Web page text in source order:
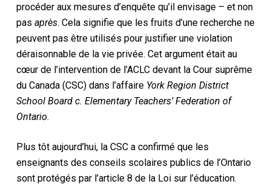
procéder aux mesures d’enquête qu’il envisage – et non
pas après. Cela signifie que les fruits d’une recherche ne
peuvent pas être utilisés pour justifier une violation
déraisonnable de la vie privée. Cet argument était au
cœur de l’intervention de l’ACLC devant la Cour suprême
du Canada (CSC) dans l’affaire York Region District
School Board c. Elementary Teachers’ Federation of
Ontario.
Plus tôt aujourd’hui, la CSC a confirmé que les
enseignants des conseils scolaires publics de l’Ontario
sont protégés par l’article 8 de la Loi sur l’éducation.